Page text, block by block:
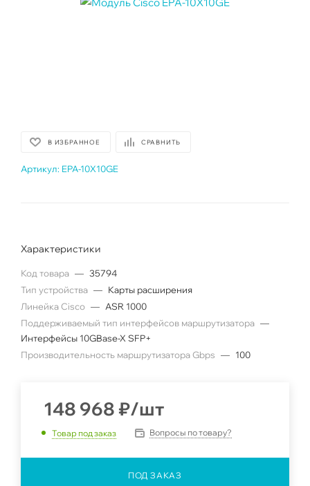
В ИЗБРАННОЕ СРАВНИТЬ
Артикул: EPA-10X10GE
Характеристики
Код товара — 35794
Тип устройства — Карты расширения
Линейка Cisco — ASR 1000
Поддерживаемый тип интерфейсов маршрутизатора —
Интерфейсы 10GBase-X SFP+
Производительность маршрутизатора Gbps — 100
148 968 ₽/шт
Товар под заказ Вопросы по товару?
ПОД ЗАКАЗ